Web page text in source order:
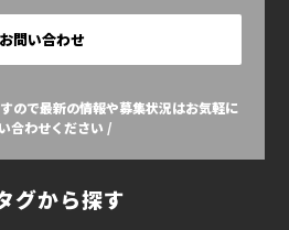
お問い合わせ
ので最新の情報や募集状況はお気軽に
合わせください /
グから探す